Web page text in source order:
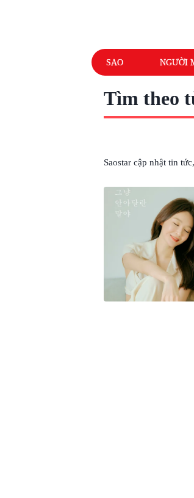
SAO NGƯỜI
Tìm theo
Saostar cập nhật tin